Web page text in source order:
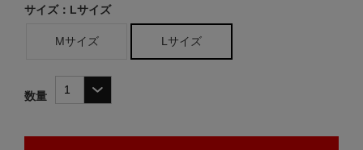
サイズ：Lサイズ
Mサイズ Lサイズ
数量